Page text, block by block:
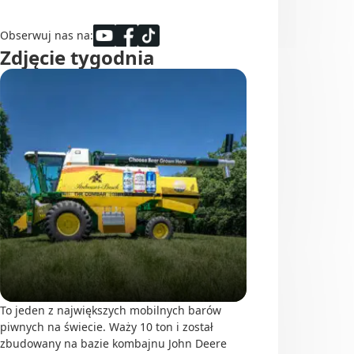
Obserwuj nas na:
Zdjęcie tygodnia
To jeden z największych mobilnych barów
piwnych na świecie. Waży 10 ton i został
zbudowany na bazie kombajnu John Deere